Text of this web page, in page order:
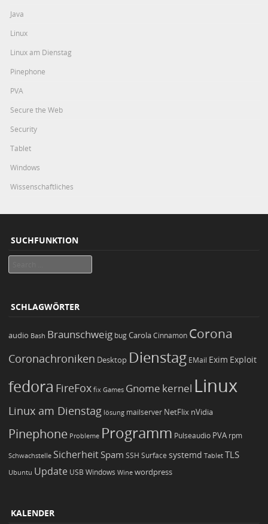
Java
Linux
Linux am Dienstag
Pinephone
PVA
Secure the Web
Security
Tablet
Windows
Wissenschaftliches
SUCHFUNKTION
SCHLAGWÖRTER
audio Bash Braunschweig bugCarola Cinnamon Corona
Coronachroniken Desktop Dienstag EMail Exim Exploit
fedora FireFox fix Games Gnome kernel Linux
Linux am Dienstag lösung mailserver NetFlix nVidia
Pinephone Probleme Programm Pulseaudio PVA rpm
Schwachstelle Sicherheit Spam SSH Surface systemd Tablet TLS
Ubuntu Update USB Windows Wine wordpress
KALENDER